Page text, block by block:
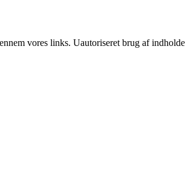
vores links. Uautoriseret brug af